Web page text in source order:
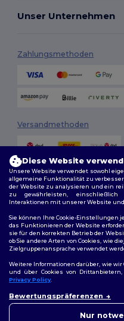
Unser Unternehmen
Zahlungsmethoden
Versandmethoden
Allgemeine
Datenschutzbestimmungen
Berlin|Hamburg|München|
|Bremen
Diese Website
Unsere Website verwendet sowohl
allgemeine Funktionalität zu
der Website zu analysieren und ein
zu gewährleisten, einschließlich
Interaktionen mit unserer Website und
Sie können Ihre Cookie-Einstellungen
das Funktionieren der Website
sie für den korrekten Betrieb der
ob Sie andere Arten von Cookies, wie
Zielgruppenansprache verwendet
Weitere Informationen darüber, wie wir
und über Cookies von
Privacy Policy.
Bewertungspräferenzen
Nur